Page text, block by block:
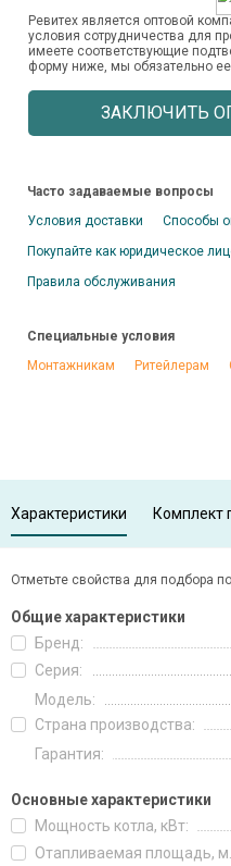
Ревитех является оптовой
условия сотрудничества для
имеете соответствующие
форму ниже, мы обязательно
ЗАКЛЮЧИТЬ
Часто задаваемые вопросы
Условия доставки
Способы
Покупайте как юридическое
Правила обслуживания
Специальные условия
Монтажникам
Ритейлерам
Характеристики Комплект
Отметьте свойства для подбора
Общие характеристики
Бренд:
Серия:
Модель:
Страна производства:
Гарантия:
Основные характеристики
Мощность котла, кВт:
Отапливаемая площадь,